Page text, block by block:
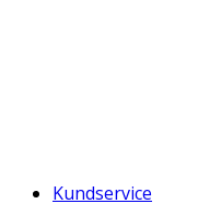
Kundservice